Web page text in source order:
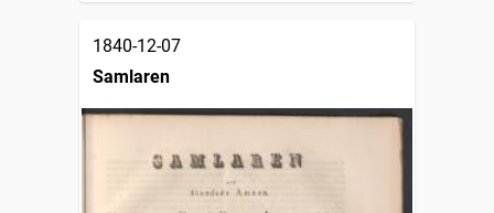
1840-12-07
Samlaren